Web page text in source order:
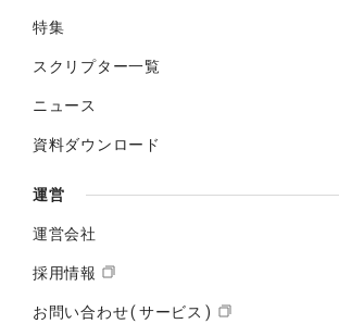
特集
スクリプター一覧
ニュース
資料ダウンロード
運営
運営会社
採用情報
お問い合わせ(サービス)